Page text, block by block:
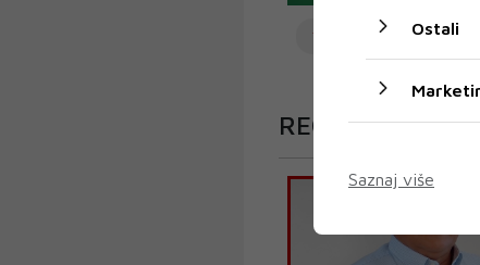
TURIZAM
REGIJA
Ostali
Saznaj više